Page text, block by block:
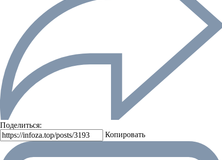
Поделиться:
Копировать